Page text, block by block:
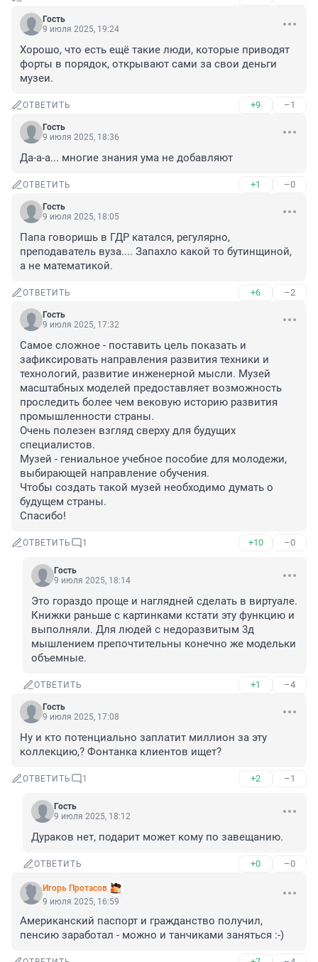
Гость
9 июля 2025, 19:24
Хорошо, что есть ещё такие люди, которые приводят
форты в порядок, открывают сами за свои деньги
музеи.
ОТВЕТИТЬ +9 –1
Гость
9 июля 2025, 18:36
Да-а-а... многие знания ума не добавляют
ОТВЕТИТЬ +1 –0
Гость
9 июля 2025, 18:05
Папа говоришь в ГДР катался, регулярно,
преподаватель вуза.... Запахло какой то бутинщиной,
а не математикой.
ОТВЕТИТЬ +6 –2
Гость
9 июля 2025, 17:32
Самое сложное - поставить цель показать и
зафиксировать направления развития техники и
технологий, развитие инженерной мысли. Музей
масштабных моделей предоставляет возможность
проследить более чем вековую историю развития
промышленности страны.
Очень полезен взгляд сверху для будущих
специалистов.
Музей - гениальное учебное пособие для молодежи,
выбирающей направление обучения.
Чтобы создать такой музей необходимо думать о
будущем страны.
Спасибо!
ОТВЕТИТЬ 1 +10 –0
Гость
9 июля 2025, 18:14
Это гораздо проще и наглядней сделать в виртуале.
Книжки раньше с картинками кстати эту функцию и
выполняли. Для людей с недоразвитым 3д
мышлением препочтительны конечно же модельки
объемные.
ОТВЕТИТЬ +1 –4
Гость
9 июля 2025, 17:08
Ну и кто потенциально заплатит миллион за эту
коллекцию,? Фонтанка клиентов ищет?
ОТВЕТИТЬ 1 +2 –1
Гость
9 июля 2025, 18:12
Дураков нет, подарит может кому по завещанию.
ОТВЕТИТЬ +0 –0
Игорь Протасов
9 июля 2025, 16:59
Американский паспорт и гражданство получил,
пенсию заработал - можно и танчиками заняться :-)